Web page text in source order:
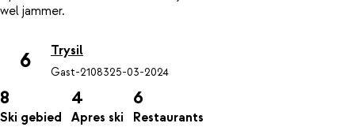
6 Trysil
Gast-2108325-03-2024
8
Ski gebied
4
Apres ski
6
Restaurants